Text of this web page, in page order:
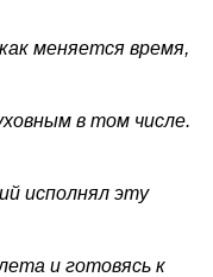
меняется время,
в том числе.
исполнял эту
и готовясь к